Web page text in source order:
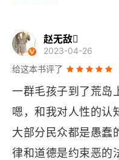
赵无敌
2023-04-26
给这本书评了
一群毛孩子到了荒岛
嗯，和我对人性的认
大部分民众都是愚蠢
律和道德是约束恶的